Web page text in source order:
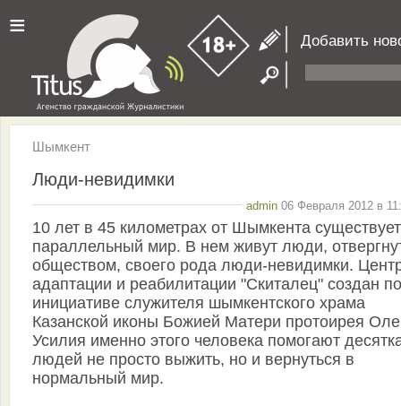
≡ Добавить
Шымкент
Люди-невидимки
admin 06 Февраля 2012 в
10 лет в 45 километрах от Шымкента существует
параллельный мир. В нем живут люди,
обществом, своего рода люди-невидимки.
адаптации и реабилитации "Скиталец" создан по
инициативе служителя шымкентского храма
Казанской иконы Божией Матери протоирея
Усилия именно этого человека помогают
людей не просто выжить, но и вернуться в
нормальный мир.